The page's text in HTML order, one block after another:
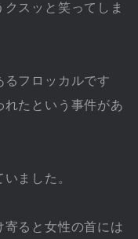
スッと笑ってしま
るフロッカルです
たという事件があ
ました。
ると女性の首には